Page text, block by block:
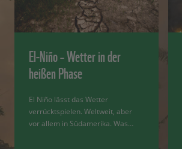
El-Niño – Wetter in der
heißen Phase
El Niño lässt das Wetter
verrücktspielen. Weltweit, aber
vor allem in Südamerika. Was…